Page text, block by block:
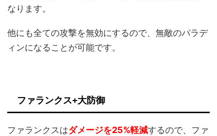
なります。
他にも全ての攻撃を無効にするので、無敵のパラデ
ィンになることが可能です。
ファランクス+大防御
ファランクスはダメージを25%軽減するので、ファ